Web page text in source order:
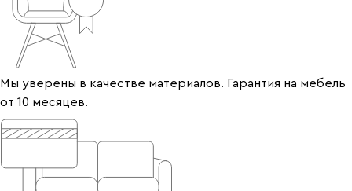
Мы уверены в качестве материалов. Гарантия на мебель
от 10 месяцев.